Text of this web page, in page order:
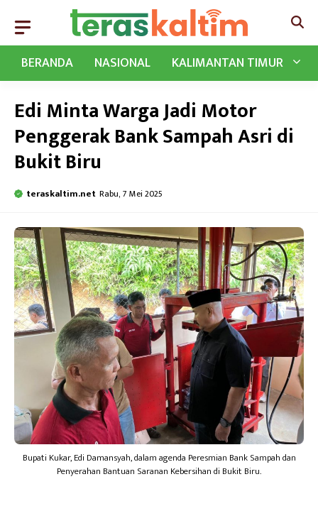
BERANDA
NASIONAL KALIMANTAN TIMUR
Edi Minta Warga Jadi Motor
Penggerak Bank Sampah Asri di
Bukit Biru
teraskaltim.net Rabu, 7 Mei 2025
Bupati Kukar, Edi Damansyah, dalam agenda Peresmian Bank Sampah dan
Penyerahan Bantuan Saranan Kebersihan di Bukit Biru.